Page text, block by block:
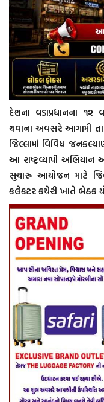
દેશના વડાપ્રધાનના ૧૨
થવાના અવસરે આગામી
જિલ્લામાં વિવિધ
આ રાષ્ટ્રવ્યાપી અભિયાન
સુચારુ આયોજન માટે
કલેક્ટર કચેરી ખાતે બેઠક